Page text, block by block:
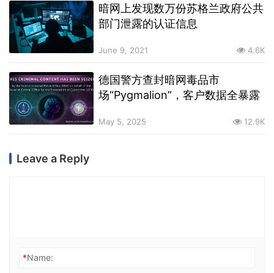
暗网上发现数万份苏格兰政府公共
部门泄露的认证信息
June 9, 2021 4.6K
德国警方查封暗网毒品市
场“Pygmalion”，客户数据全暴露
May 5, 2025 12.9K
Leave a Reply
*Name: